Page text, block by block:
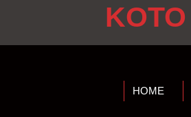
KOTO
HOME